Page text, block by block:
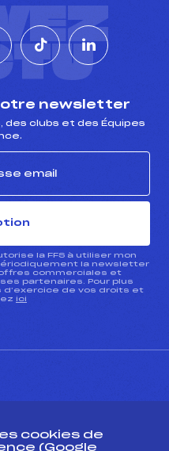
newsletter
des clubs et des Équipes
la FFS à utiliser mon
la newsletter
offres commerciales et
partenaires. Pour plus
d’exercice de vos droits et
ici
cookies de
(Google